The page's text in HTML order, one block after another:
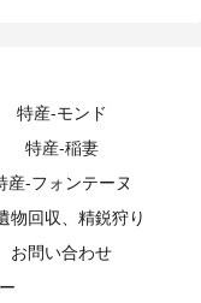
特産-モンド
特産-稲妻
産-フォンテーヌ
物回収、精鋭狩り
お問い合わせ